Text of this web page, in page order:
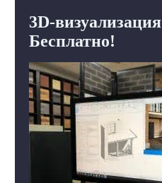
3D-визуализация
Бесплатно!